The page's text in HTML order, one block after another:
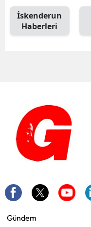
İskenderun
Haberleri
Gündem